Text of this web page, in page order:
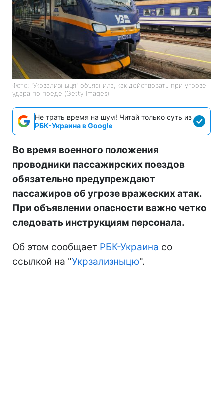
Фото: "Укрзализныця" объяснила, как действовать при угрозе
удара по поеде (Getty Images)
Не трать время на шум! Читай только суть из
РБК-Украина в Google
Во время военного положения
проводники пассажирских поездов
обязательно предупреждают
пассажиров об угрозе вражеских атак.
При объявлении опасности важно четко
следовать инструкциям персонала.
Об этом сообщает РБК-Украина со
ссылкой на "Укрзализныцю".